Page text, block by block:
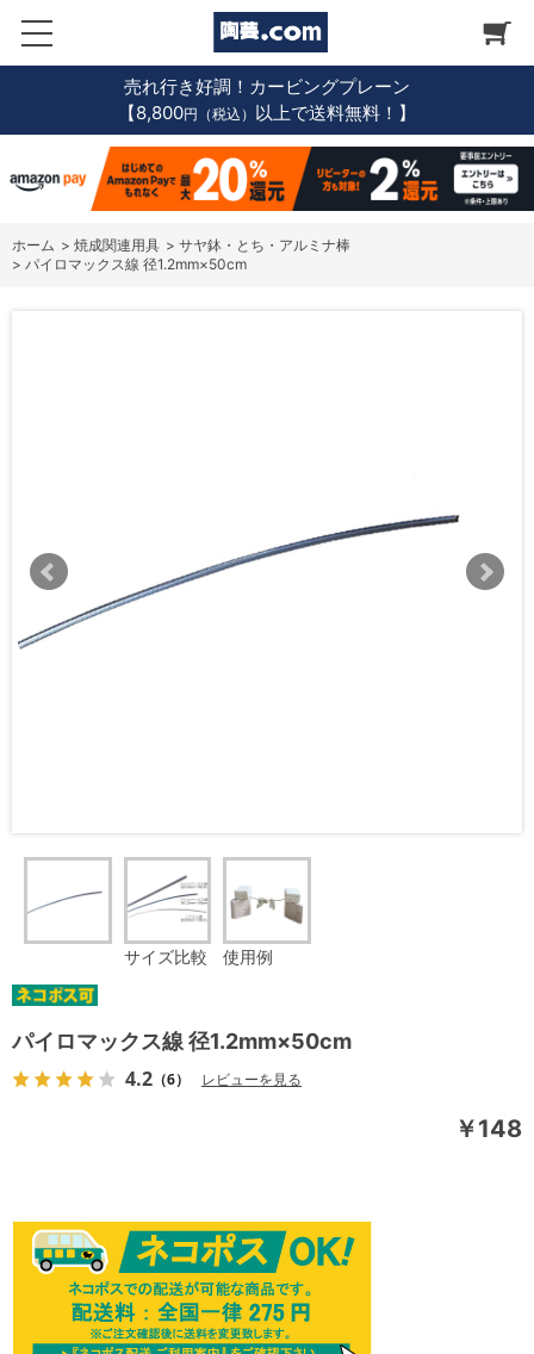
売れ行き好調！カービングプレーン
【8,800円（税込） 以上で送料無料！】
ホーム > 焼成関連用具 > サヤ鉢・とち・アルミナ棒
> パイロマックス線 径1.2mm×50cm
サイズ比較 使用例
パイロマックス線 径1.2mm×50cm
4.2 （6） レビューを見る
￥148